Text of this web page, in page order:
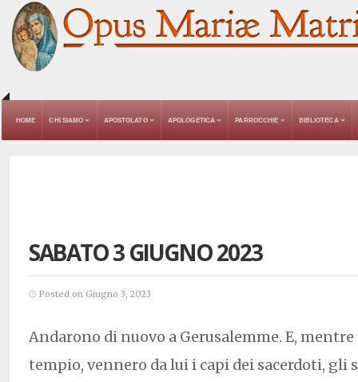
HOME CHI SIAMO APOSTOLATO APOLOGETICA PARROCCHIE BIBLIOTECA
SABATO 3 GIUGNO 2023
Posted on Giugno 3, 2023
Andarono di nuovo a Gerusalemme. E,
tempio, vennero da lui i capi dei sacerdoti, gli